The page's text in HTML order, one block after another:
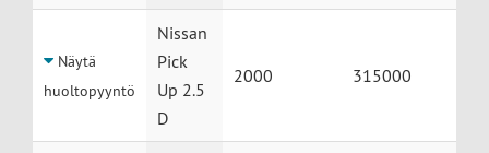
Näytä
huoltopyyntö
Nissan
Pick
Up 2.5
D
2000 315000